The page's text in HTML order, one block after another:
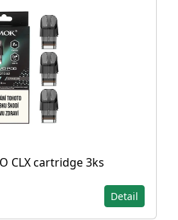
CLX cartridge 3ks
Detail